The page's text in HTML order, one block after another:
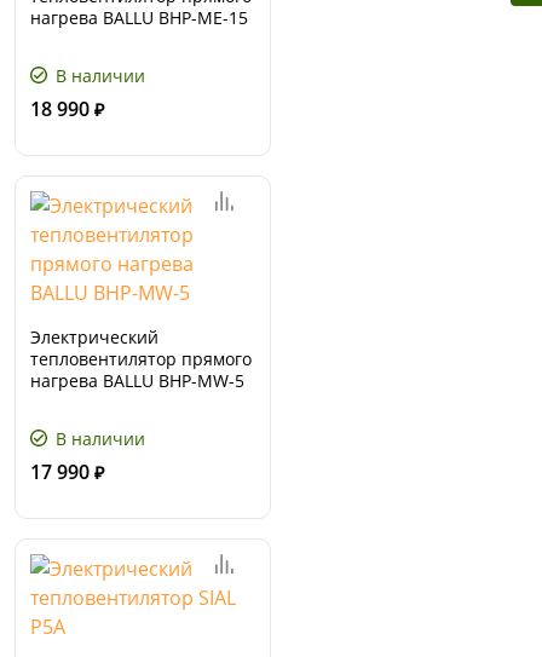
нагрева BALLU BHP-ME-15
В наличии
18 990 ₽
Электрический
тепловентилятор прямого
нагрева BALLU BHP-MW-5
В наличии
17 990 ₽